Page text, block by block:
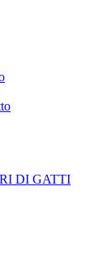
DI GATTI